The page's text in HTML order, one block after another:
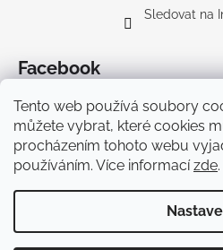
Tento web používá soubory
můžete vybrat, které cookies
procházením tohoto webu
používáním. Více informacízde.
Sledovat na
Facebook
Doprava